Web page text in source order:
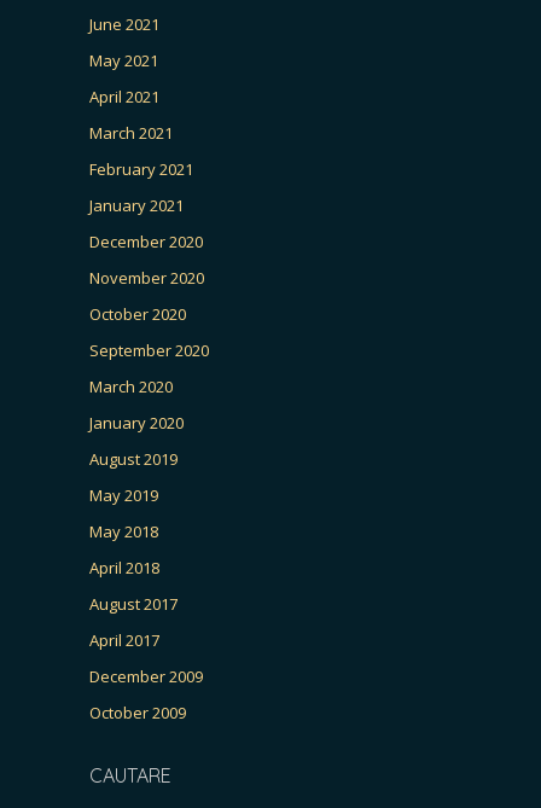
June 2021
May 2021
April 2021
March 2021
February 2021
January 2021
December 2020
November 2020
October 2020
September 2020
March 2020
January 2020
August 2019
May 2019
May 2018
April 2018
August 2017
April 2017
December 2009
October 2009
CAUTARE